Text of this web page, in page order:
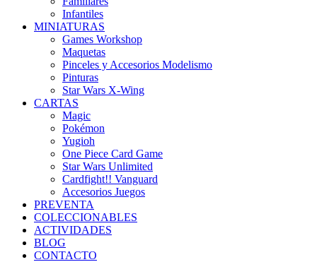
Infantiles
MINIATURAS
Games Workshop
Maquetas
Pinceles y Accesorios Modelismo
Pinturas
Star Wars X-Wing
CARTAS
Magic
Pokémon
Yugioh
One Piece Card Game
Star Wars Unlimited
Cardfight!! Vanguard
Accesorios Juegos
PREVENTA
COLECCIONABLES
ACTIVIDADES
BLOG
CONTACTO